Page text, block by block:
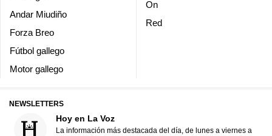
Andar Miudiño
Forza Breo
Fútbol gallego
Motor gallego
On
Red
NEWSLETTERS
Hoy en La Voz
La información más destacada del día, de lunes a viernes a